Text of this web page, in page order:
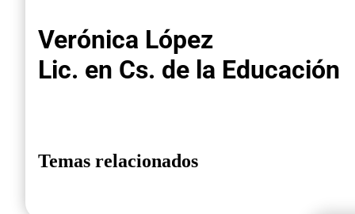
Verónica López
Lic. en Cs. de la Educación
Temas relacionados